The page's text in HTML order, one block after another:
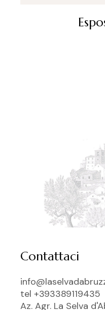
Contattaci
tel +393389119435
Az. Agr. La Selva